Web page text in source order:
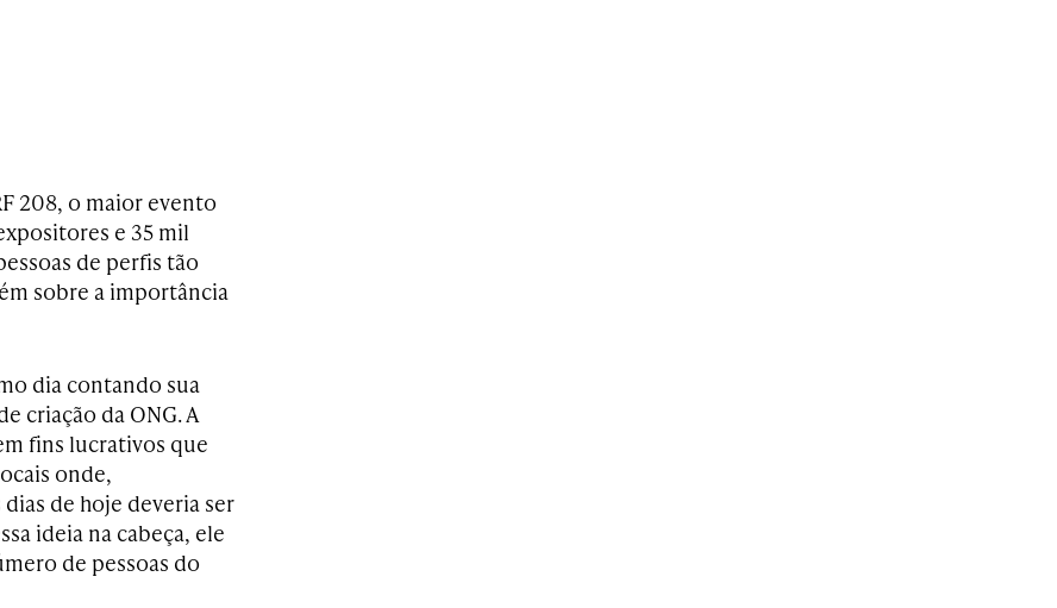
208, o maior evento
e 35 mil
de perfis tão
sobre a importância
dia contando sua
criação da ONG. A
fins lucrativos que
onde,
de hoje deveria ser
ideia na cabeça, ele
de pessoas do